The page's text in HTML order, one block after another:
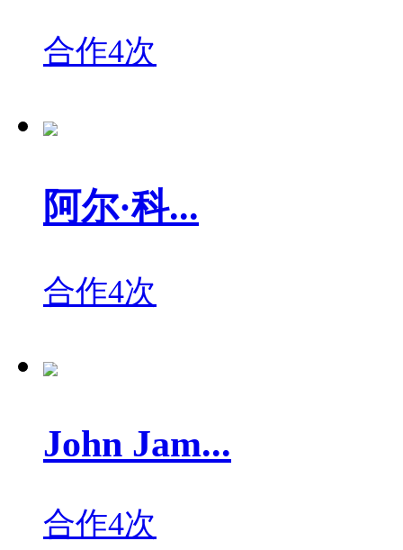
合作4次
阿尔·科...
合作4次
John Jam...
合作4次